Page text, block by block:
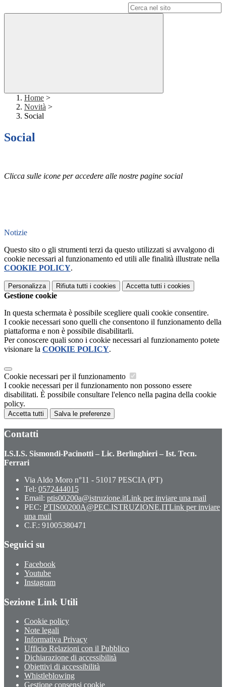
Home >
Novità >
Social
Social
Clicca sulle icone per accedere alle nostre pagine social
Notizie
Questo sito o gli strumenti terzi da questo utilizzati si avvalgono di
cookie necessari al funzionamento ed utili alle finalità illustrate nella
COOKIE POLICY.
Personalizza Rifiuta tutti i cookies Accetta tutti i cookies
Gestione cookie
In questa schermata è possibile scegliere quali cookie consentire.
I cookie necessari sono quelli che consentono il funzionamento della
piattaforma e non è possibile disabilitarli.
Per conoscere quali sono i cookie necessari al funzionamento potete
visionare la COOKIE POLICY.
Cookie necessari per il funzionamento
I cookie necessari per il funzionamento non possono essere
disabilitati. È possibile consultare l'elenco nella pagina della cookie
policy.
Accetta tutti Salva le preferenze
Contatti
I.S.I.S. Sismondi-Pacinotti – Lic. Berlinghieri – Ist. Tecn.
Ferrari
Via Aldo Moro n°11 - 51017 PESCIA (PT)
Tel: 0572444015
Email: ptis00200a@istruzione.itLink per inviare una mail
PEC: PTIS00200A@PEC.ISTRUZIONE.ITLink per inviare
una mail
C.F.: 91005380471
Seguici su
Facebook
Youtube
Instagram
Sezione Link Utili
Cookie policy
Note legali
Informativa Privacy
Ufficio Relazioni con il Pubblico
Dichiarazione di accessibilità
Obiettivi di accessibilità
Whistleblowing
Gestione consensi cookie